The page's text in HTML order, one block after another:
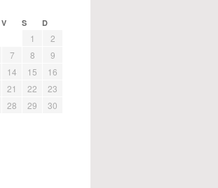
V S D
1
2
7 8
9
14 15
16
21 22
23
28 29
30